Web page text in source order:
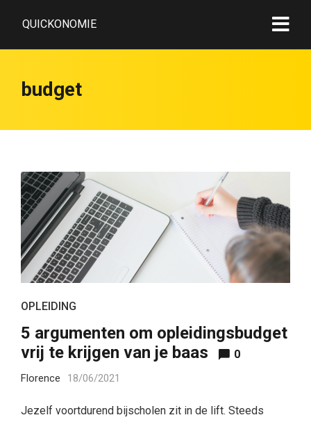
QUICKONOMIE
budget
OPLEIDING
5 argumenten om opleidingsbudget
vrij te krijgen van je baas
0
Florence 18/06/2021
Jezelf voortdurend bijscholen zit in de lift. Steeds